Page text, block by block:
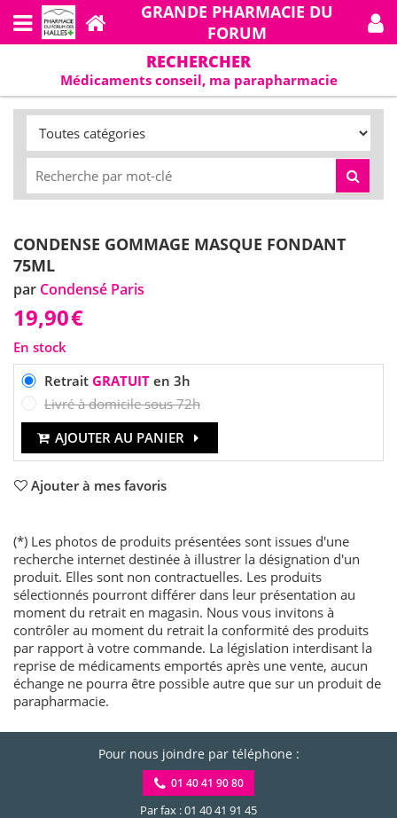
GRANDE PHARMACIE DU
FORUM
RECHERCHER
Médicaments conseil, ma parapharmacie
CONDENSE GOMMAGE MASQUE FONDANT
75ML
par Condensé Paris
19,90€
En stock
Retrait GRATUITen 3h
Livré à domicile sous 72h
AJOUTER AU PANIER
Ajouter à mes favoris
(*) Les photos de produits présentées sont issues d'une
recherche internet destinée à illustrer la désignation d'un
produit. Elles sont non contractuelles. Les produits
sélectionnés pourront différer dans leur présentation au
moment du retrait en magasin. Nous vous invitons à
contrôler au moment du retrait la conformité des produits
par rapport à votre commande. La législation interdisant la
reprise de médicaments emportés après une vente, aucun
échange ne pourra être possible autre que sur un produit de
parapharmacie.
Pour nous joindre par téléphone :
01 40 41 90 80
Par fax : 01 40 41 91 45